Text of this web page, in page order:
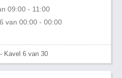
09:00 - 11:00
van 00:00 - 00:00
- Kavel 6 van 30